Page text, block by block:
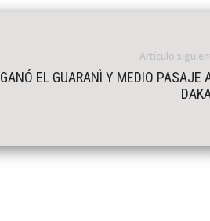
Artículo
GANÓ EL GUARANÌ Y MEDIO PASAJE